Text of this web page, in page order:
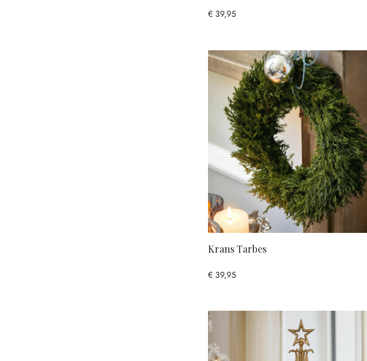
€ 39,95
Krans Tarbes
€ 39,95